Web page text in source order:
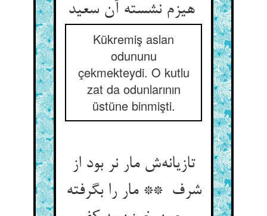
هیزم نشسته آن سعید
Kükremiş aslan
odununu
çekmekteydi. O kutlu
zat da odunlarının
üstüne binmişti.
تازیانه‌ش مار نر بود از
شرف ** مار را بگرفته